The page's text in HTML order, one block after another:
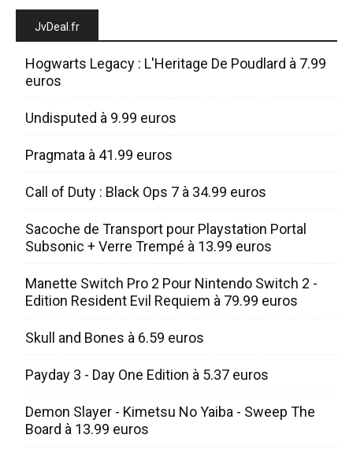
JvDeal.fr
Hogwarts Legacy : L'Heritage De Poudlard à 7.99
euros
Undisputed à 9.99 euros
Pragmata à 41.99 euros
Call of Duty : Black Ops 7 à 34.99 euros
Sacoche de Transport pour Playstation Portal
Subsonic + Verre Trempé à 13.99 euros
Manette Switch Pro 2 Pour Nintendo Switch 2 -
Edition Resident Evil Requiem à 79.99 euros
Skull and Bones à 6.59 euros
Payday 3 - Day One Edition à 5.37 euros
Demon Slayer - Kimetsu No Yaiba - Sweep The
Board à 13.99 euros